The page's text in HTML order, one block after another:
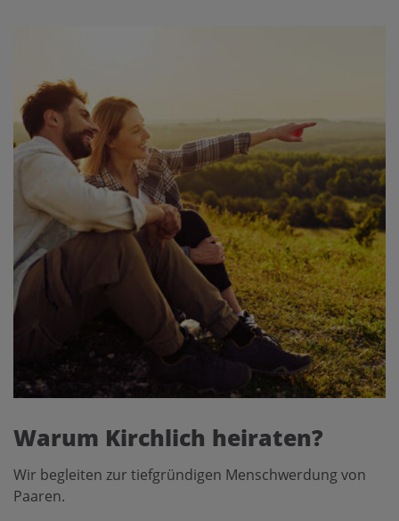
Warum Kirchlich heiraten?
Wir begleiten zur tiefgründigen Menschwerdung von
Paaren.